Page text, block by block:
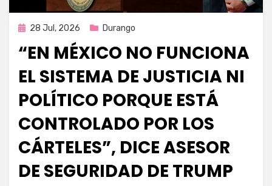
Publicada
28 Jul, 2026 Durango
“EN MÉXICO NO FUNCIONA
EL SISTEMA DE JUSTICIA NI
POLÍTICO PORQUE ESTÁ
CONTROLADO POR LOS
CÁRTELES”, DICE ASESOR
DE SEGURIDAD DE TRUMP